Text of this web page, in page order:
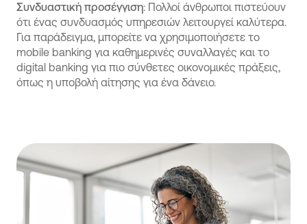
Συνδυαστική προσέγγιση: Πολλοί άνθρωποι πιστεύουν
ότι ένας συνδυασμός υπηρεσιών λειτουργεί καλύτερα.
Για παράδειγμα, μπορείτε να χρησιμοποιήσετε το
mobile banking για καθημερινές συναλλαγές και το
digital banking για πιο σύνθετες οικονομικές πράξεις,
όπως η υποβολή αίτησης για ένα δάνειο.